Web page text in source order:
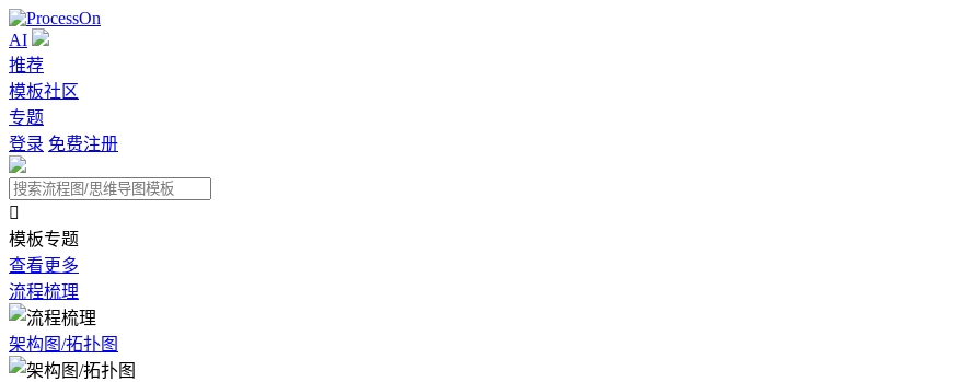
AI
推荐
模板社区
专题
登录 免费注册

模板专题
查看更多
流程梳理
架构图/拓扑图